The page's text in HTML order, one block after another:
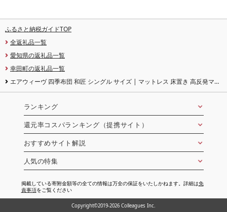
ふるさと納税ガイドTOP
全返礼品一覧
愛知県の返礼品一覧
幸田町の返礼品一覧
エアウィーヴ 四季布団 和匠 シングル サイズ | マットレス 床置き 高反発マッ
ランキング
還元率コスパランキング（提携サイト）
おすすめサイト解説
人気の特集
掲載している寄附金額等の全ての情報は万全の保証をいたしかねます。詳細は免
責事項をご覧ください
Copyright©2019-2026 Colleagues Inc.